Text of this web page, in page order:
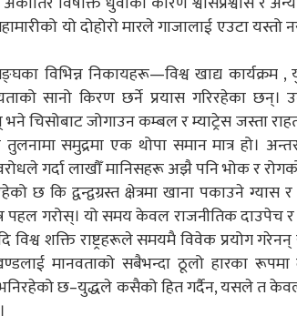
यो दोहोरो मारले गाजालाई एउटा
विभिन्न निकायहरू—विश्व खाद्य कार्यक्रम ,
सानो किरण छर्ने प्रयास गरिरहेका
चिसोबाट जोगाउन कम्बल र म्याट्रेस जस्ता
समुद्रमा एक थोपा समान मात्र हो।
गर्दा लाखौँ मानिसहरू अझै पनि भोक र
छ कि द्वन्द्वग्रस्त क्षेत्रमा खाना पकाउने
पहल गरोस्। यो समय केवल राजनीतिक दाउपेच र
विश्व शक्ति राष्ट्रहरूले समयमै विवेक प्रयोग
मानवताको सबैभन्दा ठूलो हारका रूपमा
छ–युद्धले कसैको हित गर्दैन, यसले त केवल